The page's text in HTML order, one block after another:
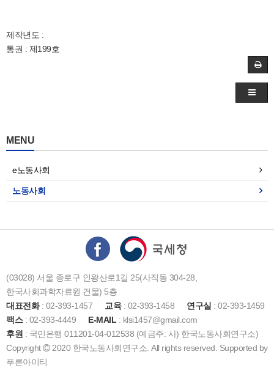
제작년도 :
통권 : 제199호
MENU
e노동사회
노동사회
(03028) 서울 종로구 인왕산로1길 25(사직동 304-28,
한국사회과학자료원 건물) 5층
대표전화: 02-393-1457 교육: 02-393-1458 연구실 : 02-393-1459
팩스: 02-393-4449 E-MAIL : klsi1457@gmail.com
후원 : 국민은행 011201-04-012538 (예금주: 사) 한국노동사회연구소)
Copyright
2020 한국노동사회연구소. All rights reserved. Supported by
푸른아이티